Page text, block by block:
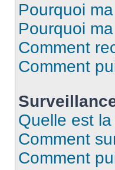
Pourquoi
Pourquoi
Comment
Comment
Quelle est
Comment
Comment